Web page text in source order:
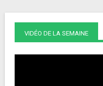
VIDÉO DE LA SEMAINE